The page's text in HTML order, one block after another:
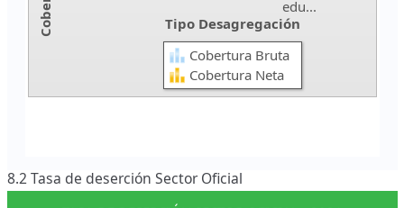
8.2 Tasa de deserción Sector Oficial